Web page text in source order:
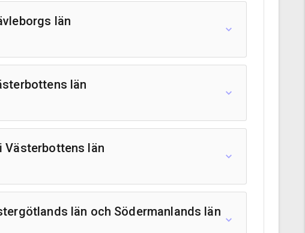
län
län
Västerbottens län
län och Södermanlands län